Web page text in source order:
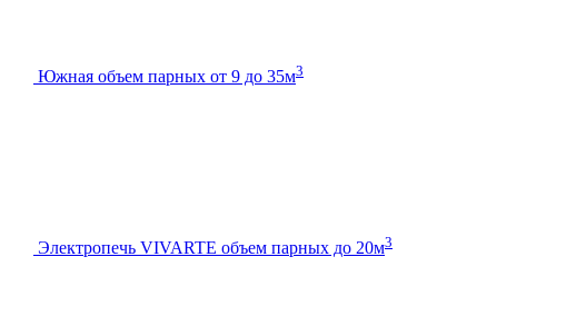
Южная объем парных от 9 до 35м3
Электропечь VIVARTE объем парных до 20м3